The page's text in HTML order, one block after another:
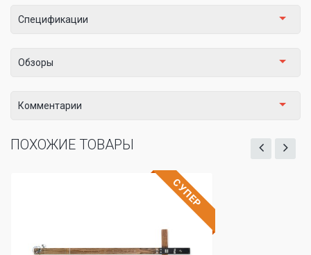
Спецификации
Обзоры
Комментарии
ПОХОЖИЕ ТОВАРЫ
СУПЕР